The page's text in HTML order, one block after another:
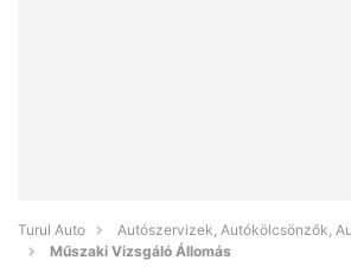
Turul Auto
Autószervizek, Autókölcsönzők,
Műszaki Vizsgáló Állomás